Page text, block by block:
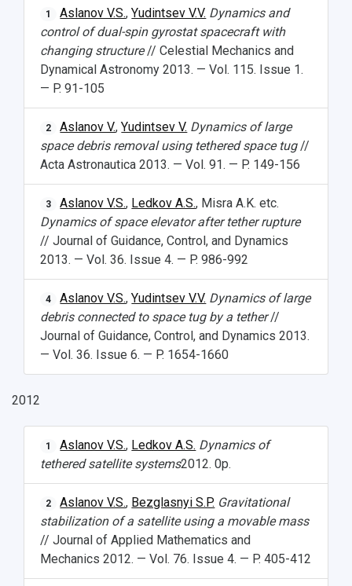
1 Aslanov V.S.,Yudintsev V.V. Dynamics and
control of dual-spin gyrostat spacecraft with
changing structure// Celestial Mechanics and
Dynamical Astronomy 2013. — Vol. 115. Issue 1.
— P. 91-105
2 Aslanov V.,Yudintsev V. Dynamics of large
space debris removal using tethered space tug//
Acta Astronautica 2013. — Vol. 91. — P. 149-156
3 Aslanov V.S., Ledkov A.S., Misra A.K. etc.
Dynamics of space elevator after tether rupture
// Journal of Guidance, Control, and Dynamics
2013. — Vol. 36. Issue 4. — P. 986-992
4 Aslanov V.S.,Yudintsev V.V. Dynamics of large
debris connected to space tug by a tether//
Journal of Guidance, Control, and Dynamics 2013.
— Vol. 36. Issue 6. — P. 1654-1660
2012
1 Aslanov V.S., Ledkov A.S. Dynamics of
tethered satellite systems2012. 0p.
2 Aslanov V.S., Bezglasnyi S.P. Gravitational
stabilization of a satellite using a movable mass
// Journal of Applied Mathematics and
Mechanics 2012. — Vol. 76. Issue 4. — P. 405-412